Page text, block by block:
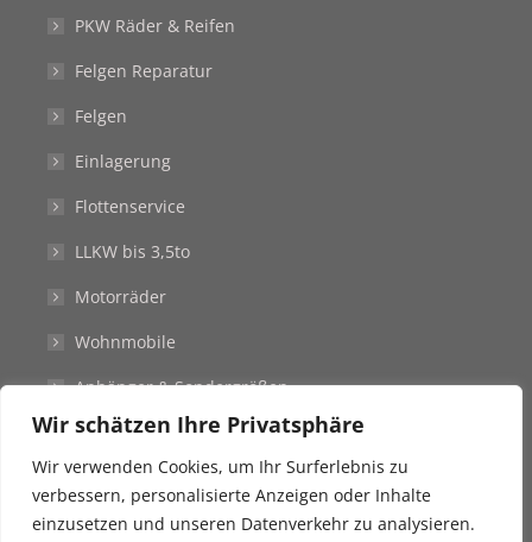
Wir schätzen Ihre Privatsphäre
Wir verwenden Cookies, um Ihr Surferlebnis zu
verbessern, personalisierte Anzeigen oder Inhalte
einzusetzen und unseren Datenverkehr zu analysieren.
PKW Räder & Reifen
Felgen Reparatur
Felgen
Einlagerung
Flottenservice
LLKW bis 3,5to
Motorräder
Wohnmobile
Anhänger & Sondergrößen
Stellenangebote
Kontakt